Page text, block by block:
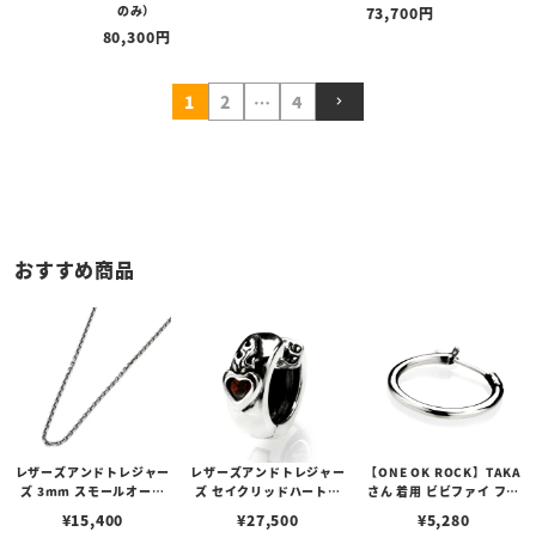
のみ）
80,300
73,700
1 2 … 4
おすすめ商品
レザーズアンドトレジャー
ズ 3mm スモールオーバ
ブスタークラスプ＆LTロ
¥15,400
レザーズアンドトレジャー
ズ セイクリッドハートピ
¥27,500
【ONE OK ROCK】TAKA
さん 着用 ビビファイ フー
¥5,280